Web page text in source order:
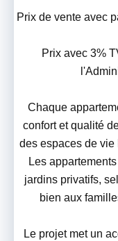
Prix de vente avec
Prix avec 3%
Chaque
confort et qualité
des espaces de vie
Les
jardins privatifs,
bien aux
Le projet met un